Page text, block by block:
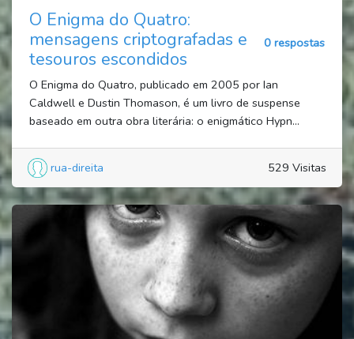
O Enigma do Quatro:
mensagens criptografadas e
tesouros escondidos
0 respostas
O Enigma do Quatro, publicado em 2005 por Ian
Caldwell e Dustin Thomason, é um livro de suspense
baseado em outra obra literária: o enigmático Hypn...
rua-direita 529 Visitas